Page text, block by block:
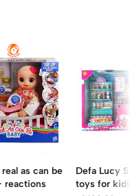
as can be
reactions
Defa Lucy
toys for